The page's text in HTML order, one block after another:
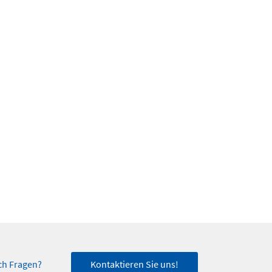
Fragen? Kontaktieren Sie uns!